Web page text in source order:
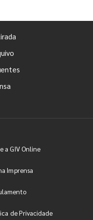
a GIV Online
Imprensa
de Privacidade